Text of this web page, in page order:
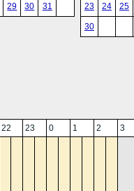
29 30 31 23 24 25
30
22 23 0 1 2 3